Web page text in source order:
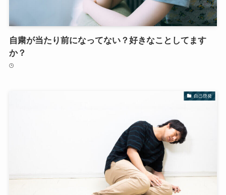
自粛が当たり前になってない？好きなことしてます
か？
自己啓発